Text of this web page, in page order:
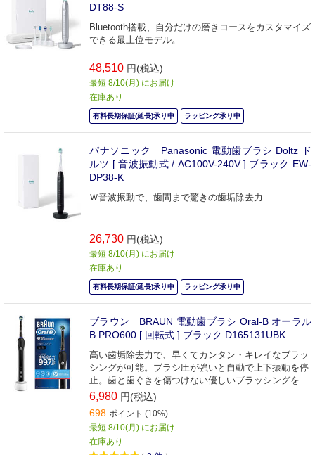
DT88-S
Bluetooth搭載、自分だけの磨きコースをカスタマイズ
できる最上位モデル。
48,510 円(税込)
最短 8/10(月) にお届け
在庫あり
有料長期保証(延長)承り中 ラッピング承り中
パナソニック Panasonic 電動歯ブラシ Doltz ド
ルツ [ 音波振動式 / AC100V-240V ] ブラック EW-
DP38-K
Ｗ音波振動で、歯間まで驚きの歯垢除去力
26,730 円(税込)
最短 8/10(月) にお届け
在庫あり
有料長期保証(延長)承り中 ラッピング承り中
ブラウン BRAUN 電動歯ブラシ Oral-B オーラル
B PRO600 [ 回転式 ] ブラック D165131UBK
高い歯垢除去力で、早くてカンタン・キレイなブラッ
シングが可能。ブラシ圧が強いと自動で上下振動を停
止。歯と歯ぐきを傷つけない優しいブラッシングを実
現します。
6,980 円(税込)
698 ポイント (10%)
最短 8/10(月) にお届け
在庫あり